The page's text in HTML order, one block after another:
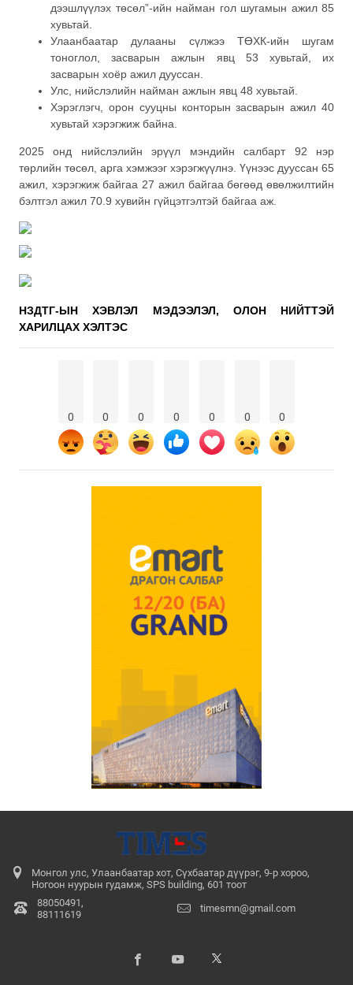
дээшлүүлэх төсөл”-ийн найман гол шугамын ажил 85
хувьтай.
Улаанбаатар дулааны сүлжээ ТӨХК-ийн шугам
тоноглол, засварын ажлын явц 53 хувьтай, их
засварын хоёр ажил дууссан.
Улс, нийслэлийн найман ажлын явц 48 хувьтай.
Хэрэглэгч, орон сууцны конторын засварын ажил 40
хувьтай хэрэгжиж байна.
2025 онд нийслэлийн эрүүл мэндийн салбарт 92 нэр
төрлийн төсөл, арга хэмжээг хэрэгжүүлнэ. Үүнээс дууссан 65
ажил, хэрэгжиж байгаа 27 ажил байгаа бөгөөд өвөлжилтийн
бэлтгэл ажил 70.9 хувийн гүйцэтгэлтэй байгаа аж.
НЗДТГ-ЫН ХЭВЛЭЛ МЭДЭЭЛЭЛ, ОЛОН НИЙТТЭЙ
ХАРИЛЦАХ ХЭЛТЭС
0 0 0 0 0 0 0
Монгол улс, Улаанбаатар хот, Сүхбаатар дүүрэг, 9-р хороо,
Ногоон нуурын гудамж, SPS building, 601 тоот
88050491,
88111619
timesmn@gmail.com